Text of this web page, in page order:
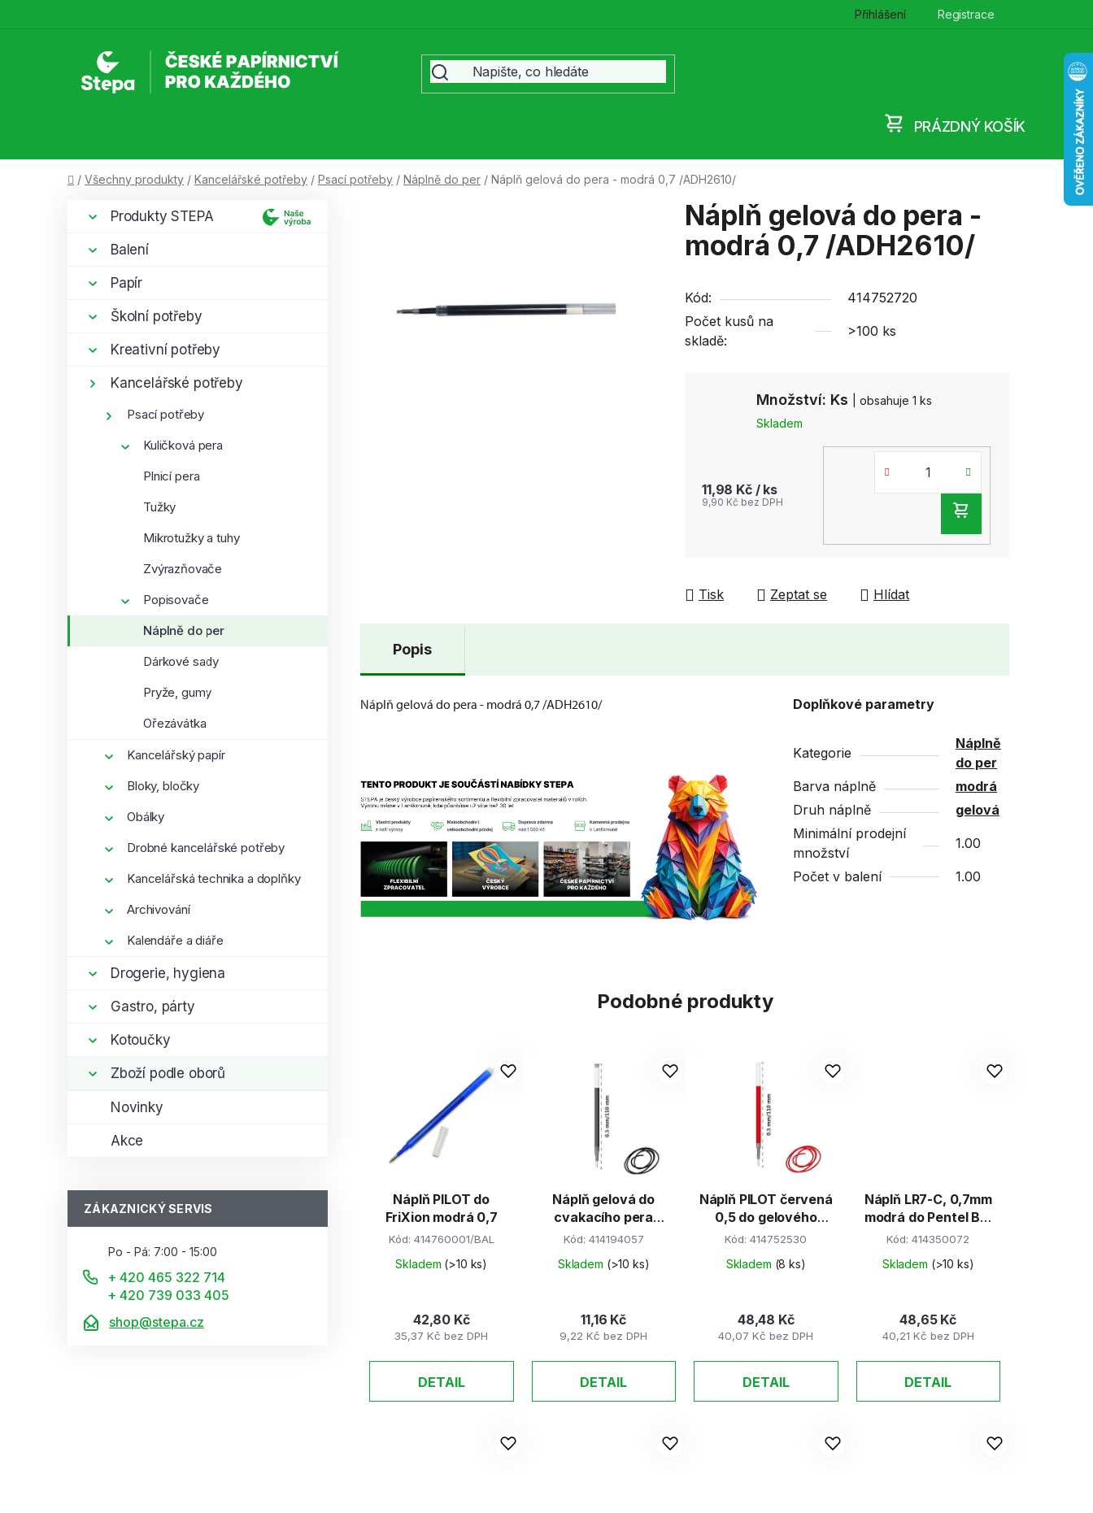
Přihlášení Registrace
PRÁZDNÝ KOŠÍK
Domů
/ Všechny produkty / Kancelářské potřeby / Psací potřeby / Náplně do per / Náplň gelová do pera - modrá 0,7 /ADH2610/
Přeskočit
kategorie
Produkty STEPA
Balení
Papír
Školní potřeby
Kreativní potřeby
Kancelářské potřeby
Psací potřeby
Kuličková pera
Plnicí pera
Tužky
Mikrotužky a tuhy
Zvýrazňovače
Popisovače
Náplně do per
Dárkové sady
Pryže, gumy
Ořezávátka
Kancelářský papír
Bloky, bločky
Obálky
Drobné kancelářské potřeby
Kancelářská technika a doplňky
Archivování
Kalendáře a diáře
Drogerie, hygiena
Gastro, párty
Kotoučky
Zboží podle oborů
Novinky
Akce
ZÁKAZNICKÝ SERVIS
Po - Pá: 7:00 - 15:00
+ 420 465 322 714
+ 420 739 033 405
shop@stepa.cz
Náplň gelová do pera -
modrá 0,7 /ADH2610/
Množství: Ks
| obsahuje 1 ks
Skladem
11,98 Kč / ks
9,90 Kč bez DPH
KOŠÍKU
Kód:
414752720
Počet kusů na
skladě:
>100 ks
Tisk Zeptat se Hlídat
Popis
Náplň gelová do pera - modrá 0,7 /ADH2610/ Doplňkové parametry
Kategorie
Náplně
do per
Barva náplně
modrá
Druh náplně
gelová
Minimální prodejní
množství
1.00
Počet v balení 1.00
Podobné produkty
Náplň PILOT do
FriXion modrá 0,7
Kód: 414760001/BAL
Skladem (>10 ks)
35,37 Kč bez DPH
42,80 Kč
DETAIL
Náplň gelová do
cvakacího pera
0,5mm černá
Kód: 414194057
Skladem (>10 ks)
9,22 Kč bez DPH
11,16 Kč
DETAIL
Náplň PILOT červená
0,5 do gelového
pera G2
Kód:414752530
Skladem (8 ks)
40,07 Kč bez DPH
48,48 Kč
DETAIL
Náplň LR7-C, 0,7mm
modrá do Pentel BL-
57,77
Kód:414350072
Skladem (>10 ks)
40,21 Kč bez DPH
48,65 Kč
DETAIL